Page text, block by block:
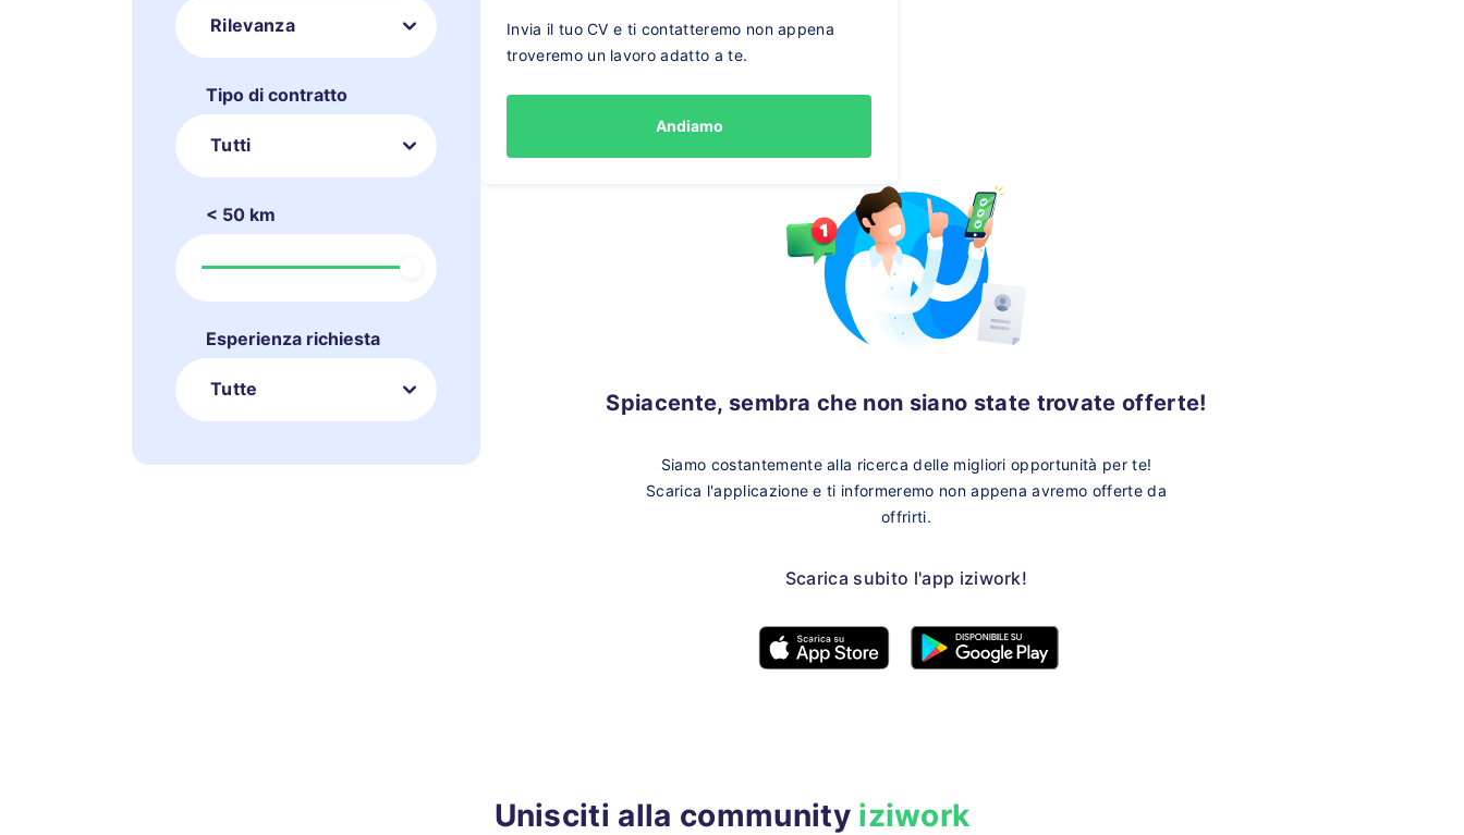
Rilevanza
Tipo di contratto
Tutti
< 50 km
Esperienza richiesta
Tutte
Invia il tuo CV e ti contatteremo non appena
troveremo un lavoro adatto a te.
Andiamo
Spiacente, sembra che non siano state trovate offerte!
Siamo costantemente alla ricerca delle migliori opportunità per te!
Scarica l'applicazione e ti informeremo non appena avremo offerte da
offrirti.
Scarica subito l'app iziwork!
Unisciti alla community iziwork